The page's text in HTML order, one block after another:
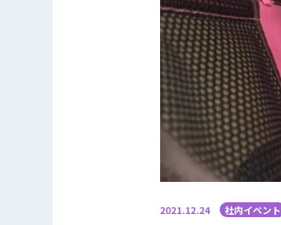
2021.12.24 社内イベント